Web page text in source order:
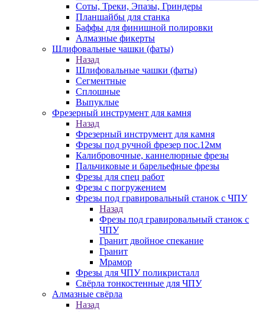
Соты, Треки, Эпазы, Гриндеры
Планшайбы для станка
Баффы для финишной полировки
Алмазные фикерты
Шлифовальные чашки (фаты)
Назад
Шлифовальные чашки (фаты)
Сегментные
Сплошные
Выпуклые
Фрезерный инструмент для камня
Назад
Фрезерный инструмент для камня
Фрезы под ручной фрезер пос.12мм
Калибровочные, каннелюрные фрезы
Пальчиковые и барельефные фрезы
Фрезы для спец работ
Фрезы с погружением
Фрезы под гравировальный станок с ЧПУ
Назад
Фрезы под гравировальный станок с
ЧПУ
Гранит двойное спекание
Гранит
Мрамор
Фрезы для ЧПУ поликристалл
Свёрла тонкостенные для ЧПУ
Алмазные свёрла
Назад